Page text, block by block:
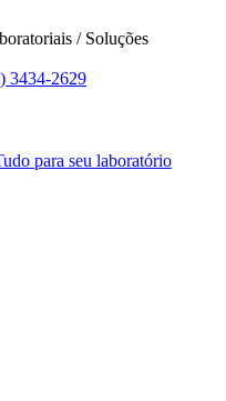
/ Soluções
3434-2629
para seu laboratório